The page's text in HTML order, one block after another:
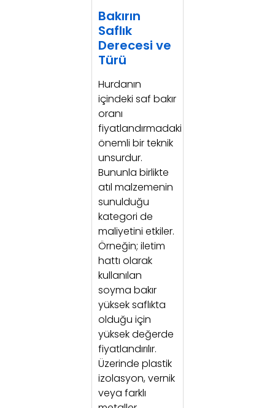
Bakırın
Saflık
Derecesi ve
Türü
Hurdanın
içindeki saf bakır
oranı
fiyatlandırmadaki
önemli bir teknik
unsurdur.
Bununla birlikte
atıl malzemenin
sunulduğu
kategori de
maliyetini etkiler.
Örneğin; iletim
hattı olarak
kullanılan
soyma bakır
yüksek saflıkta
olduğu için
yüksek değerde
fiyatlandırılır.
Üzerinde plastik
izolasyon, vernik
veya farklı